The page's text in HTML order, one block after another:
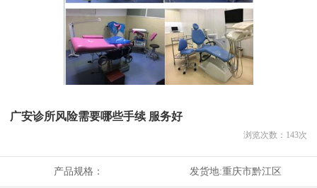
广安诊所风险需要哪些手续 服务好
浏览次数： 143次
产品规格： 发货地:重庆市黔江区